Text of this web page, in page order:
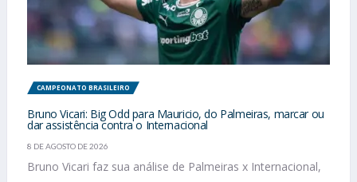
CAMPEONATO BRASILEIRO
Bruno Vicari: Big Odd para Mauricio, do Palmeiras, marcar ou
dar assistência contra o Internacional
8 DE AGOSTO DE 2026
Bruno Vicari faz sua análise de Palmeiras x Internacional,